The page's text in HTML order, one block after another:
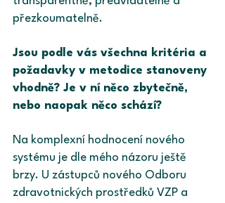
přezkoumatelně.
Jsou podle vás všechna kritéria a
požadavky v metodice stanoveny
vhodně? Je v ní něco zbytečně,
nebo naopak něco schází?
Na komplexní hodnocení nového
systému je dle mého názoru ještě
brzy. U zástupců nového Odboru
zdravotnických prostředků VZP a